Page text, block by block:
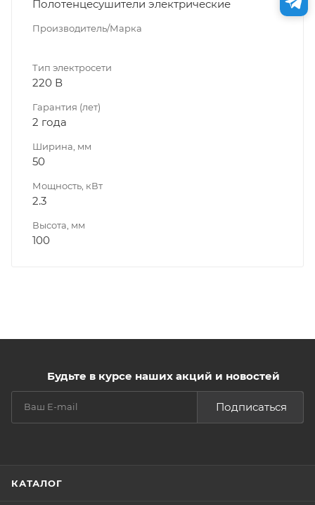
Полотенцесушители электрические
Производитель/Марка
Тип электросети
220 В
Гарантия (лет)
2 года
Ширина, мм
50
Мощность, кВт
2.3
Высота, мм
100
Будьте в курсе наших акций и новостей
Подписаться
КАТАЛОГ